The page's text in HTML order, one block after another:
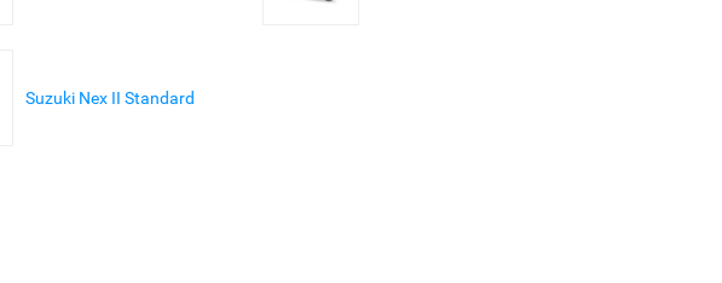
Suzuki Nex II Standard